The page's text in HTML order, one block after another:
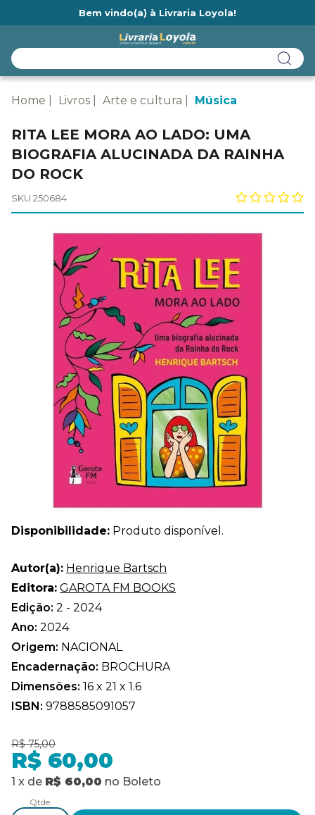
Bem vindo(a) à Livraria Loyola!
Home Livros Arte e cultura Música
RITA LEE MORA AO LADO: UMA
BIOGRAFIA ALUCINADA DA RAINHA
DO ROCK
SKU 250684
Disponibilidade: Produto disponível.
Autor(a): Henrique Bartsch
Editora: GAROTA FM BOOKS
Edição: 2 - 2024
Ano: 2024
Origem: NACIONAL
Encadernação: BROCHURA
Dimensões: 16 x 21 x 1.6
ISBN: 9788585091057
R$ 75,00
R$ 60,00
1 x de R$ 60,00 no Boleto
Qtde.